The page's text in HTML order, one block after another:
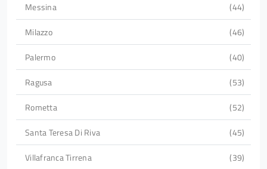
Messina
44
Milazzo
46
Palermo
40
Ragusa
53
Rometta
52
Santa Teresa Di Riva
45
Villafranca Tirrena
39